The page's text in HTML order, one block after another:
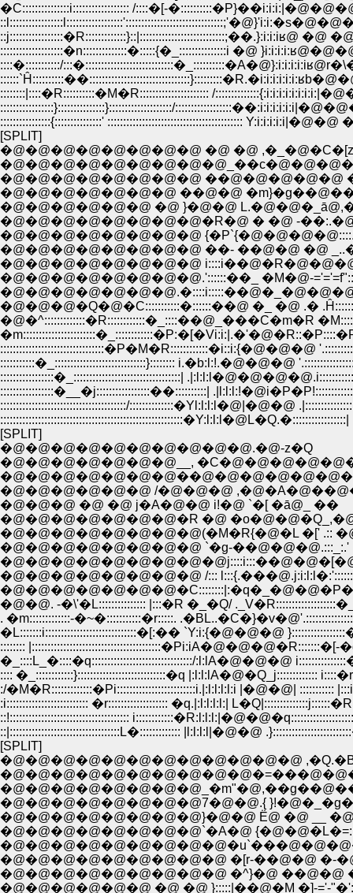
�C:::::::::::::::i:::::::::::::::::: /::::�[-
::j:::::::::::::::::�R:::::::::::::}::|:::::::::::::::::::::::::::;��.}:i:i:iʁ@ �@
::::::::::::::::::::�n::::::::::::::�:::::{�_:::::::::::::::i �@
::::�:::::::::::/
::::::::|::::�R::::::::::�M�R:::::::::::::::::::::: /
:::::::::::::::::}:::::::::::::::}::::::::::::::::::::/
::::::::::::::::{:::::::::::::::' :::::::::::::::::::::::::::::::::::::::::::
[SPLIT]
�@�@�@�@�@�@�@�@ �@ �@
�@�@�@�@�@�@�@�@ ��@�@�@�@�@
�@�@�@�@�@�@�@ ��@�@
�@�@�@�@�@�@ �@ }�@�@
�@�@�@�@�@�@�@�@�R�@ � �@ -
�@�@�@�@�@�@�@�@
�@�@�@�@�@�@�@�@ ��- ��@�@ �@
�@�@�@�@�@�@�@�@
�@�@�@�@�@�@�@�@.'::::::��_ �M�@-
�@�@�@�Q�@�C:::::::::::�::::::��@ �_ �@ .�
�@�^:::::::::::::�R::::::::::::�_::::��@_���C�m�R
:::::::::::::::::::::::::::::::::�P�M�R::::::::::::�i::i:{�@�@�@
:::::::::::�_:::::::::::::::::::::::::::::}:::::::: i.�b:l:!.�@�@�@
:::::::::::::::::�_::::::::::::::::::::::::::::::::::|
:::::::::::::::::�__�j:::::::::::::::::��::::::::::|
::::::::::::::::::::::::::::::::::::::::/::::::::::::::�Yl:l:l:l�@|�@�@
::::::::::::::::::::::::::::::::::::::::::::::::::::::::::�Y:l:l:l�@L�Q.�:::::::::::::::::|
[SPLIT]
�@�@�@�@�@�@�@�@�@�@.�@-z�Q
�@�@�@�@�@�@�@__,
�@�@�@�@�@�@ /�@�@�@
�@�@�@ �@ �@ j�A�@�@ i!�@ `�[ �ā@_ ��
�@�@�@�@�@�@�@�R �@
�@�@�@�@�@�@�@�@(�M�R{�@�L �[' .::
�@�@�@�@�@�@�@�@ `�g-��@�@�@.:::_:.'
�@�@�@�@�@�@�@�@ /:::
�@�@. -�\'�L::::::::::::::: |:::�R �_�Q/
. �m:::::::::::::-�~�:::::::::::�r:::::.
�L:::::::i:::::::::::::::::::::::::::::�[:�� `Y:i:{�@�@�@
:::::::: |:::::::::::::::::::::::::::::::::::::::::�Pi:iA�@�@�@�R:::::::�[-
�_::::L_�::::�q::::::::::::::::::::::::::::::::/:l:lA�@�@�@
:::: �_::::::::::::}::::::::::::::::::::::::::::�q |:l:l:lA�@�Q_j::::::::::::: i::::�r
:/�M�R:::::::::::::�Pi:::::::::::::::::::::::::i.|:l:l:l:l:i |�@�@| :::::::::::
:i:::::::::::::::::::::::::: �r::::::::::::::::::: �q.|:l:l:l:l:| L�Q|::::::::::::::j::::::�R
::!::::::::::::::::::::::::::::::::::::::
::|:::::::::::::::::::::::::::::::::::L�::::::::::::: |l:l:l:l|�@�@
[SPLIT]
�@�@�@�@�@�@�@�@�@�@�@�@
�@�@�@�@�@�@�@�@7�@�@.{
�@�@�@�@�@�@�@�@}�@�@ Ё@ �@ __
�@�@�@�@�@�@�@�@`�A�@
�@�@�@�@�@�@�@�@�@ �[r-��@�@ �-
�@�@�@�@�@�@�@�@�@ �^}�@ ��@�@
�@�@�@�@�@�@ �@ �@ }:::::|��@�M �]-='-